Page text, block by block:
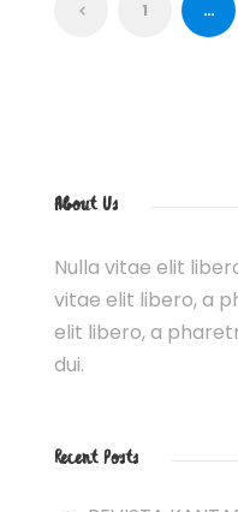
1 …
About Us
Nulla vitae elit
vitae elit libero, a
elit libero, a
dui.
Recent Posts